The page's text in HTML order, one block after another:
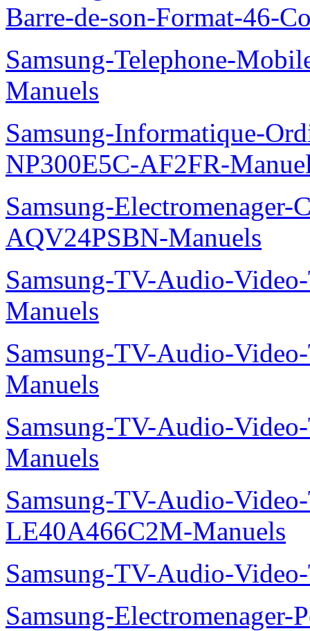
Barre-de-son-Format-46-
Samsung-Telephone-
Manuels
Samsung-Informatique-
NP300E5C-AF2FR-
Samsung-Electromenager-
AQV24PSBN-Manuels
Samsung-TV-Audio-
Manuels
Samsung-TV-Audio-
Manuels
Samsung-TV-Audio-
Manuels
Samsung-TV-Audio-
LE40A466C2M-Manuels
Samsung-TV-Audio-
Samsung-